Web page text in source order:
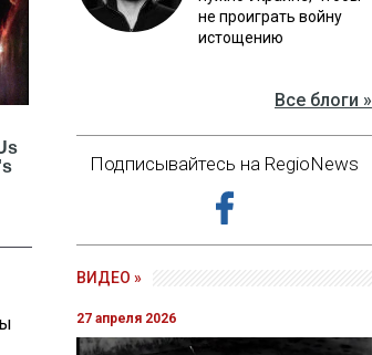
не проиграть войну
истощению
Все блоги »
Подписывайтесь на RegioNews
ВИДЕО »
27 апреля 2026